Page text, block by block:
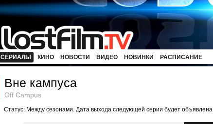
СЕРИАЛЫ КИНО НОВОСТИ ВИДЕО НОВИНКИ РАСПИСАНИЕ
Вне кампуса
Off Campus
Статус: Между сезонами. Дата выхода следующей серии будет объявлена